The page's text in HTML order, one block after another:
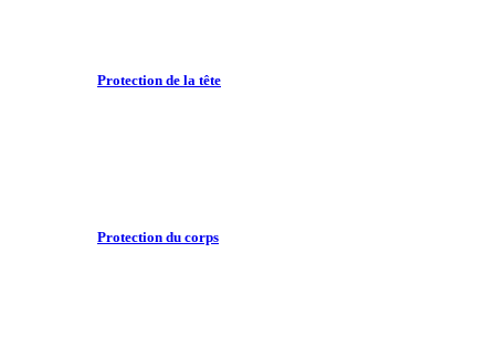
Protection de la tête
Protection du corps